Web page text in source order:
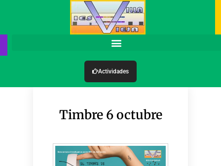
Actividades
Timbre 6 octubre